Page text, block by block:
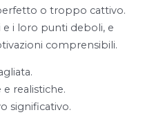
o troppo cattivo.
i loro punti deboli, e
comprensibili.
realistiche.
significativo.